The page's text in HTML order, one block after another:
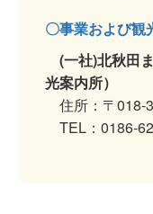
〇事業および観
(一社)北秋田
光案内所）
住所：〒018-
TEL：0186-